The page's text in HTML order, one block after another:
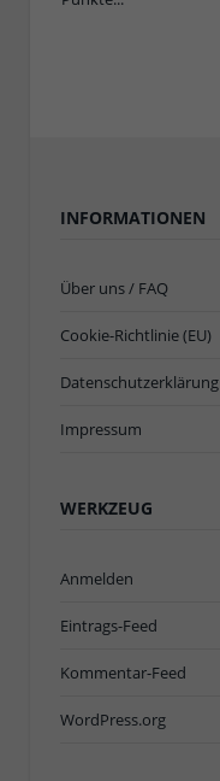
INFORMATIONEN
Über uns / FAQ
Cookie-Richtlinie (EU)
Datenschutzerklärung
Impressum
WERKZEUG
Anmelden
Eintrags-Feed
Kommentar-Feed
WordPress.org